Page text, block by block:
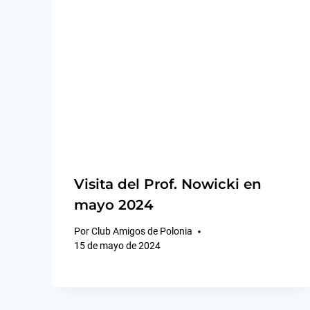
Visita del Prof. Nowicki en
mayo 2024
PorClub Amigos de Polonia
15 de mayo de 2024